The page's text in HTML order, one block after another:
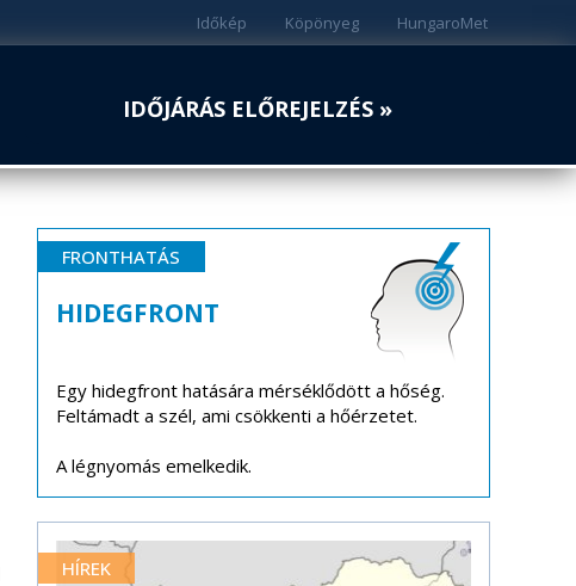
HungaroMet
Köpönyeg
Időkép
IDŐJÁRÁS ELŐREJELZÉS »
FRONTHATÁS
HIDEGFRONT
Egy hidegfront hatására mérséklődött a hőség.
Feltámadt a szél, ami csökkenti a hőérzetet.
A légnyomás emelkedik.
HÍREK